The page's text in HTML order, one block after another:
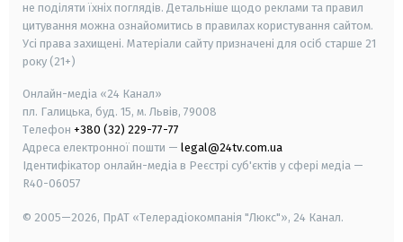
не поділяти їхніх поглядів. Детальніше щодо реклами та правил
цитування можна ознайомитись в правилах користування сайтом.
Усі права захищені. Матеріали сайту призначені для осіб старше 21
року (21+)
Онлайн-медіа «24 Канал»
пл. Галицька, буд. 15, м. Львів, 79008
Телефон +380 (32) 229-77-77
Адреса електронної пошти — legal@24tv.com.ua
Ідентифікатор онлайн-медіа в Реєстрі суб'єктів у сфері медіа —
R40-06057
© 2005—2026, ПрАТ «Телерадіокомпанія "Люкс"», 24 Канал.